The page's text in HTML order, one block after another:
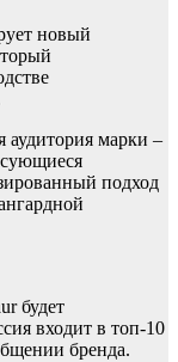
новый
аудитория марки –
подход
будет
входит в топ-10
бренда.